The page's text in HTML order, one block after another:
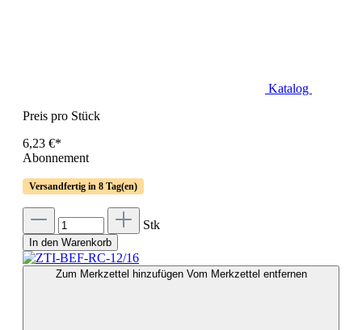
Katalog
Preis pro Stück
6,23 €*
Abonnement
Versandfertig in 8 Tag(en)
Stk
In den Warenkorb
Zum Merkzettel hinzufügen Vom Merkzettel entfernen